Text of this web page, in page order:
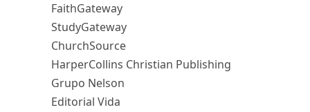
FaithGateway
StudyGateway
ChurchSource
HarperCollins Christian Publishing
Grupo Nelson
Editorial Vida